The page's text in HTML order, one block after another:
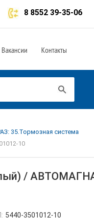
8 8552 39-35-06
Вакансии Контакты
35.Тормозная система
10
/
5440-3501012-10